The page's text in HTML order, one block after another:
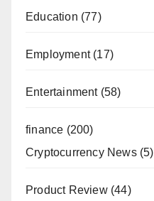
Education (77)
Employment(17)
Entertainment(58)
finance (200)
Cryptocurrency News(5)
Product Review(44)